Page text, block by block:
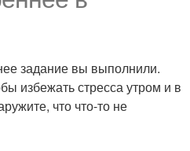
задание вы выполнили.
избежать стресса утром и в
что что-то не